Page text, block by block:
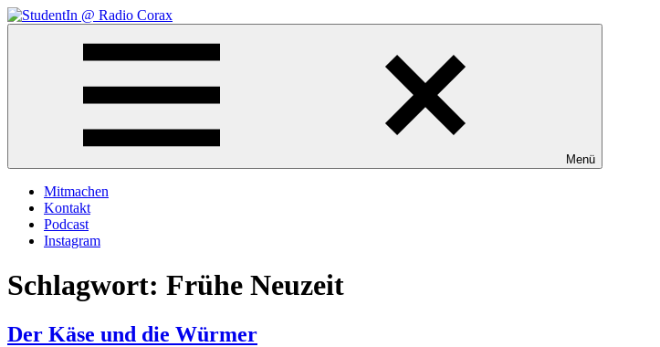
Zum
Inhalt
Menü
Mitmachen
Kontakt
Podcast
Instagram
Schlagwort: Frühe Neuzeit
Der Käse und die Würmer